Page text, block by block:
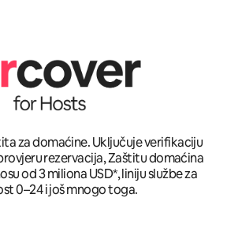
za domaćine. Uključuje verifikaciju
rezervacija, Zaštitu domaćina
od 3 miliona USD*, liniju službe za
0–24 i još mnogo toga.